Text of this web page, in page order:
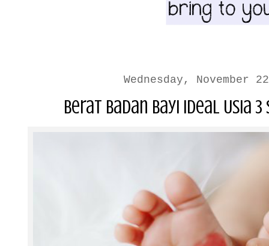
Wednesday, November
Berat Badan Bayi Ideal Usia 3